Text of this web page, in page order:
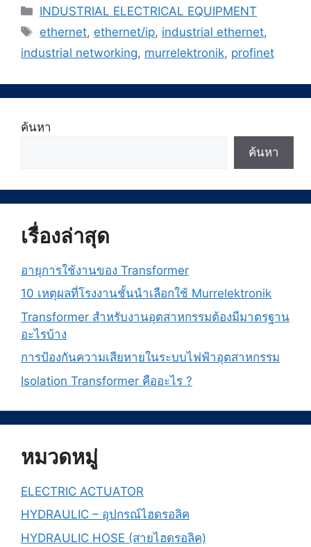
Categories
INDUSTRIAL ELECTRICAL EQUIPMENT
Tags
ethernet, ethernet/ip, industrial ethernet,
industrial networking, murrelektronik, profinet
ค้นหา
ค้นหา
เรื่องล่าสุด
อายุการใช้งานของ Transformer
10 เหตุผลที่โรงงานชั้นนำเลือกใช้ Murrelektronik
Transformer สำหรับงานอุตสาหกรรมต้องมีมาตรฐาน
อะไรบ้าง
การป้องกันความเสียหายในระบบไฟฟ้าอุตสาหกรรม
Isolation Transformer คืออะไร ?
หมวดหมู่
ELECTRIC ACTUATOR
HYDRAULIC – อุปกรณ์ไฮดรอลิค
HYDRAULIC HOSE (สายไฮดรอลิค)